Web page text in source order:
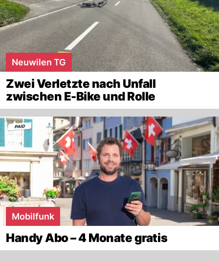
Neuwilen TG
Zwei Verletzte nach Unfall
zwischen E-Bike und Rolle
Mobilfunk
Handy Abo – 4 Monate gratis